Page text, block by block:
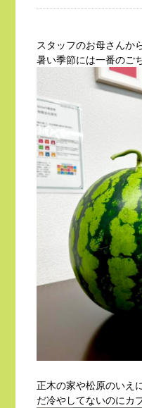
スタッフのお母さんか
暑い季節には一番のご
正木の家や松原のいえ
だ冷やしてないのにカ